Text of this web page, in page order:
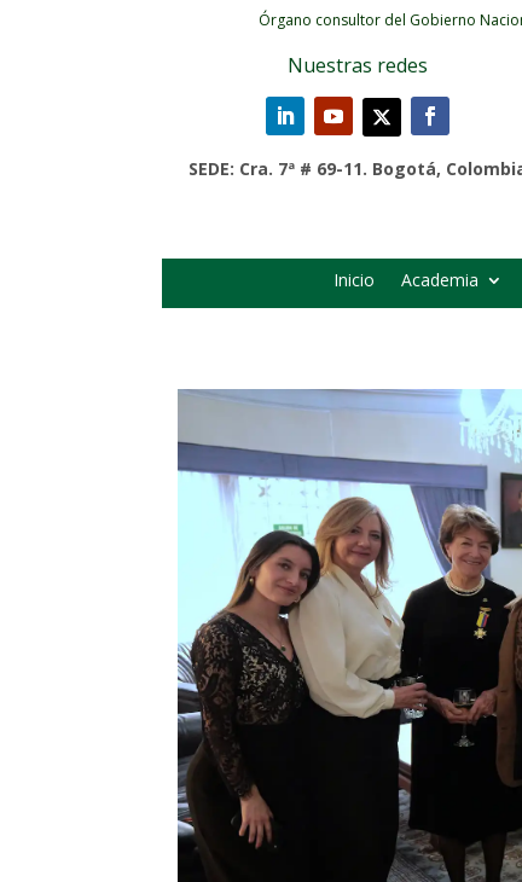
Órgano consultor del Gobierno
Nuestras redes
SEDE: Cra. 7ª # 69-11. Bogotá,
Inicio Academia